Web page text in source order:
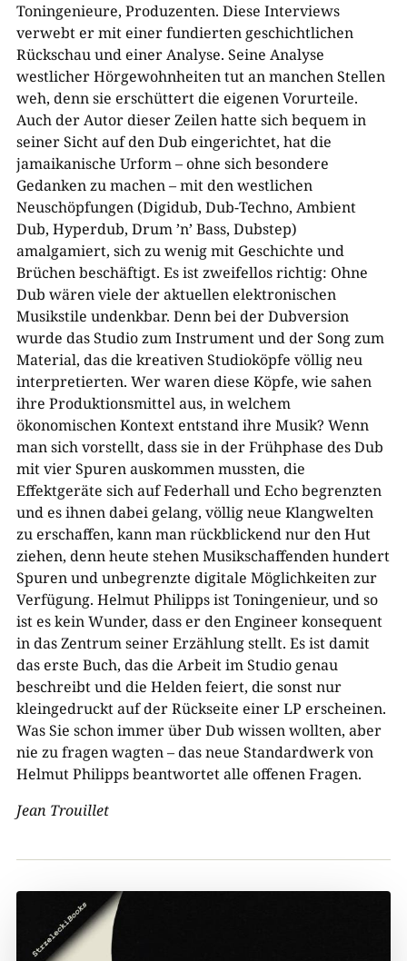
Toningenieure, Produzenten. Diese Interviews
verwebt er mit einer fundierten geschichtlichen
Rückschau und einer Analyse. Seine Analyse
westlicher Hörgewohnheiten tut an manchen Stellen
weh, denn sie erschüttert die eigenen Vorurteile.
Auch der Autor dieser Zeilen hatte sich bequem in
seiner Sicht auf den Dub eingerichtet, hat die
jamaikanische Urform – ohne sich besondere
Gedanken zu machen – mit den westlichen
Neuschöpfungen (Digidub, Dub-Techno, Ambient
Dub, Hyperdub, Drum ’n’ Bass, Dubstep)
amalgamiert, sich zu wenig mit Geschichte und
Brüchen beschäftigt. Es ist zweifellos richtig: Ohne
Dub wären viele der aktuellen elektronischen
Musikstile undenkbar. Denn bei der Dubversion
wurde das Studio zum Instrument und der Song zum
Material, das die kreativen Studioköpfe völlig neu
interpretierten. Wer waren diese Köpfe, wie sahen
ihre Produktionsmittel aus, in welchem
ökonomischen Kontext entstand ihre Musik? Wenn
man sich vorstellt, dass sie in der Frühphase des Dub
mit vier Spuren auskommen mussten, die
Effektgeräte sich auf Federhall und Echo begrenzten
und es ihnen dabei gelang, völlig neue Klangwelten
zu erschaffen, kann man rückblickend nur den Hut
ziehen, denn heute stehen Musikschaffenden hundert
Spuren und unbegrenzte digitale Möglichkeiten zur
Verfügung. Helmut Philipps ist Toningenieur, und so
ist es kein Wunder, dass er den Engineer konsequent
in das Zentrum seiner Erzählung stellt. Es ist damit
das erste Buch, das die Arbeit im Studio genau
beschreibt und die Helden feiert, die sonst nur
kleingedruckt auf der Rückseite einer LP erscheinen.
Was Sie schon immer über Dub wissen wollten, aber
nie zu fragen wagten – das neue Standardwerk von
Helmut Philipps beantwortet alle offenen Fragen.
Jean Trouillet